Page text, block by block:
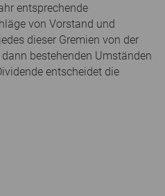
entsprechende
von Vorstand und
dieser Gremien von der
bestehenden Umständen
entscheidet die